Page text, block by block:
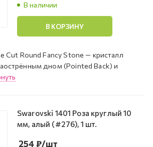
В наличии
В КОРЗИНУ
Cut Round Fancy Stone — кристалл
дном (Pointed Back) и
Swarovski 1401 Роза круглый 10
мм, алый (#276), 1 шт.
254₽/шт